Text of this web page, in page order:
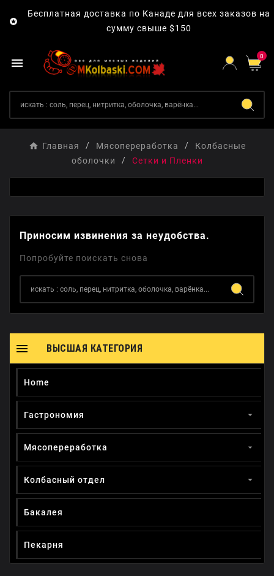

Бесплатная доставка по Канаде для всех заказов на
сумму свыше $150
 0
Главная Мясопереработка
Колбасные
оболочки
Сетки и Пленки
Приносим извинения за неудобства.
Попробуйте поискать снова
ВЫСШАЯ КАТЕГОРИЯ

Home
Гастрономия 
Мясопереработка 
Колбасный отдел 
Бакалея
Пекарня